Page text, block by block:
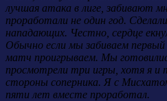
лучшая атака в лиге, забивают
проработали не один год.
нападающих. Честно, сердце
Обычно если мы забиваем
матч проигрываем. Мы
просмотрели три игры, хотя я и
стороны соперника. Я с
пяти лет вместе проработал.